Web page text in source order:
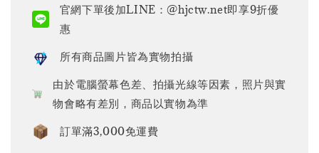
官網下單後加LINE：@hjctw.net即享9折優
惠
所有商品圖片皆為實物拍攝
由於電腦螢幕色差、拍攝光線等因素，照片與實
物會略有差別，商品以實物為準
訂單滿3,000免運費